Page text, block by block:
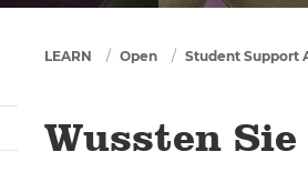
You are here
LEARN Open Student Support
Wussten Sie